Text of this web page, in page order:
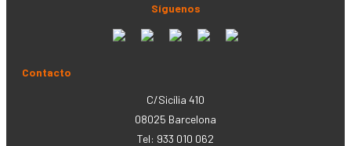
Síguenos
Contacto
C/Sicília 410
08025 Barcelona
Tel: 933 010 062